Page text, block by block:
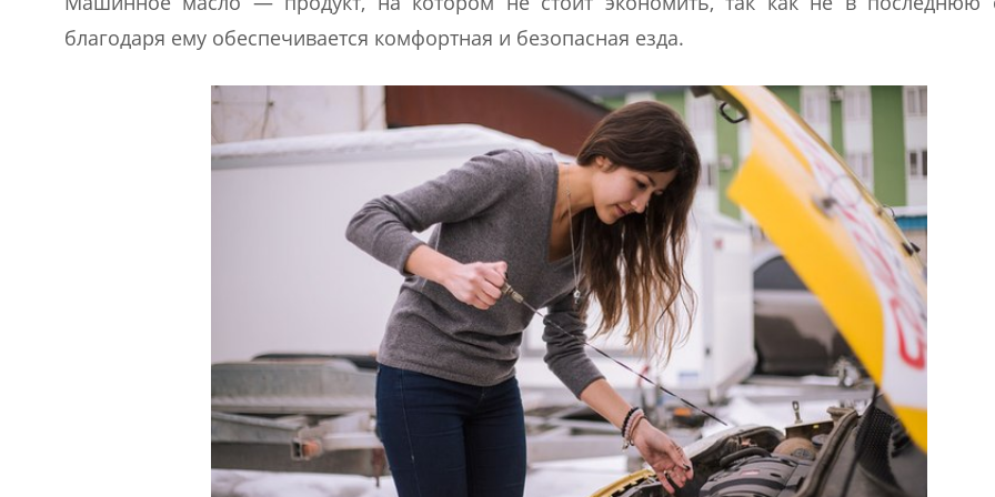
благодаря ему обеспечивается комфортная и безопасная езда.